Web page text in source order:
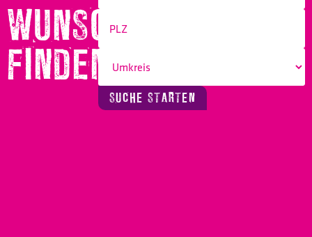
WUNSCHBERUF
FINDEN!
SUCHE STARTEN